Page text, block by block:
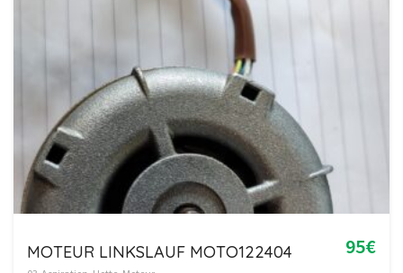
95€
MOTEUR LINKSLAUF MOTO122404